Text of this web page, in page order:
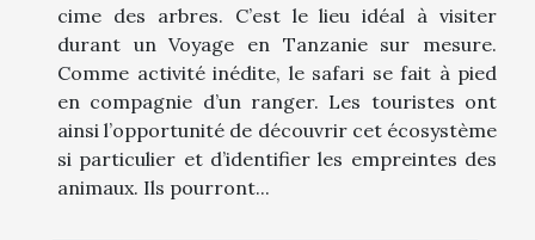
cime des arbres. C’est le lieu idéal à visiter
durant un Voyage en Tanzanie sur mesure.
Comme activité inédite, le safari se fait à pied
en compagnie d’un ranger. Les touristes ont
ainsi l’opportunité de découvrir cet écosystème
si particulier et d’identifier les empreintes des
animaux. Ils pourront...